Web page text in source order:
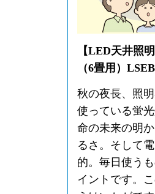
【LED天井照
（6畳用）
秋の夜長、照
使っている蛍
命の未来の明
るさ。そして
的。毎日使う
イントです。